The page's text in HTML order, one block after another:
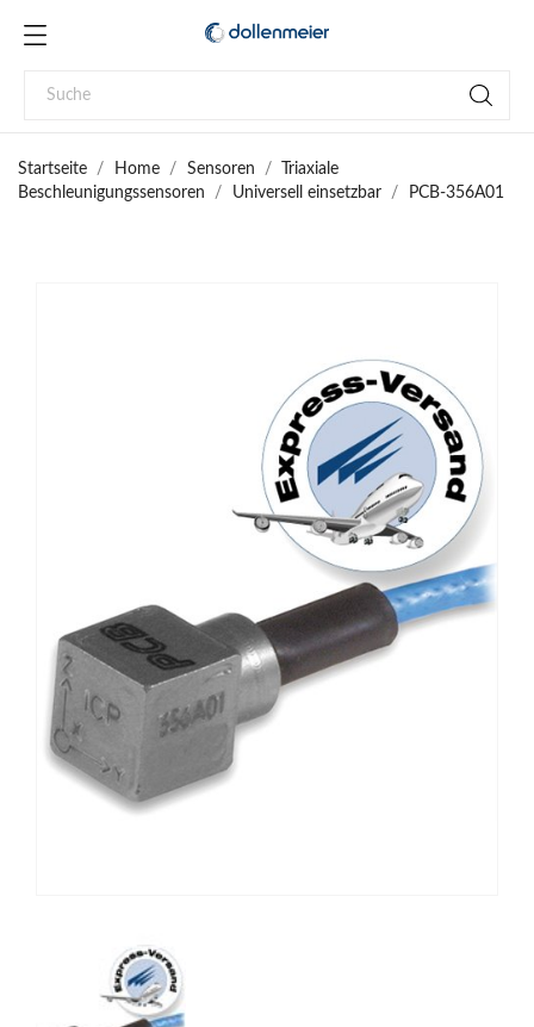
Startseite Home Sensoren
Triaxiale
Beschleunigungssensoren
Universell einsetzbar PCB-356A01